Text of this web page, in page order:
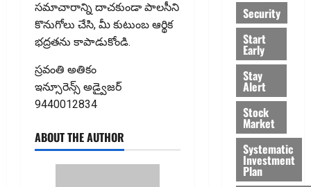
సమాచారాన్ని దాచకుండా పాలసీని
కొనుగోలు చేసి, మీ కుటుంబ ఆర్థిక
భద్రతను కాపాడుకోండి.
స్రవంతి అతికం
ఇన్సూరెన్స్​ అడ్వైజర్​
9440012834
ABOUT THE AUTHOR
Security
Start
Early
Stay
Alert
Stock
Market
Systematic
Investment
Plan